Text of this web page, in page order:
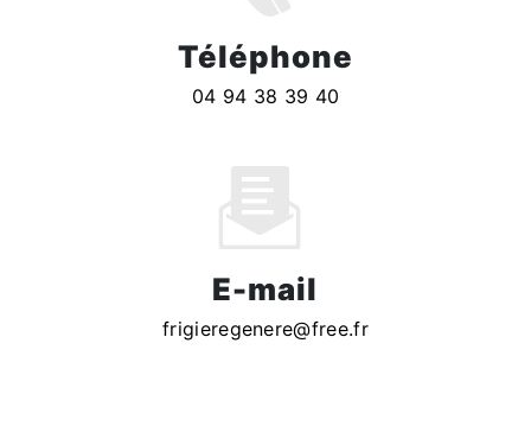
Téléphone
04 94 38 39 40
E-mail
frigieregenere@free.fr